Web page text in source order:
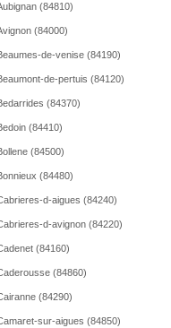
(84810)
(84000)
de-venise (84190)
de-pertuis (84120)
(84370)
(84410)
(84500)
(84480)
d-aigues (84240)
d-avignon (84220)
(84160)
(84860)
(84290)
sur-aigues (84850)